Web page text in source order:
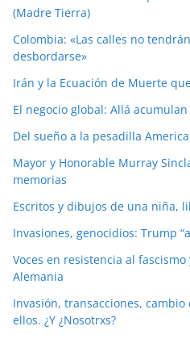
(Madre Tierra)
Colombia: «Las calles no
desbordarse»
Irán y la Ecuación de Muerte
El negocio global: Allá
Del sueño a la pesadilla
Mayor y Honorable Murray
memorias
Escritos y dibujos de una niña,
Invasiones, genocidios: Trump
Voces en resistencia al
Alemania
Invasión, transacciones,
ellos. ¿Y ¿Nosotrxs?